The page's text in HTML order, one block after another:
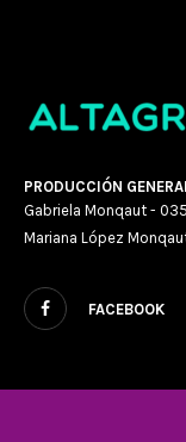
PRODUCCIÓN
Gabriela Monqaut -
Mariana López
FACEBOOK